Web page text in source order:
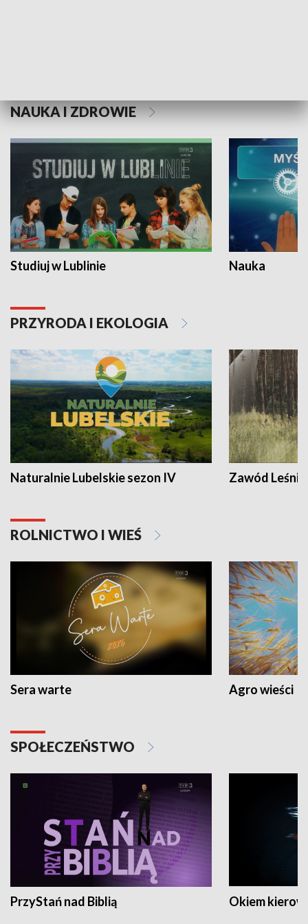
NAUKA I ZDROWIE
Studiuj w Lublinie Nauka
PRZYRODA I EKOLOGIA
Naturalnie Lubelskie sezon IV Zawód Leśnik
ROLNICTWO I WIEŚ
Sera warte Agro wieści
SPOŁECZEŃSTWO
PrzyStań nad Biblią Okiem